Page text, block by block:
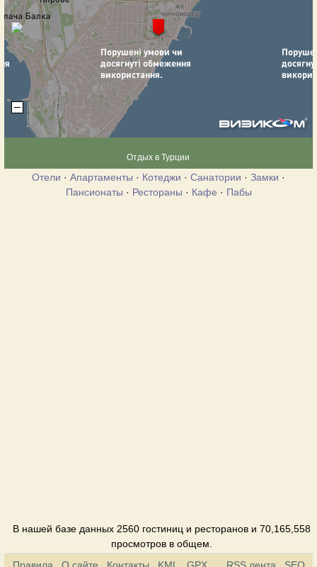
Отдых в Турции
Отели · Апартаменты · Котеджи · Санатории · Замки ·
Пансионаты · Рестораны · Кафе · Пабы
В нашей базе данных 2560 гостиниц и ресторанов и 70,165,558
просмотров в общем.